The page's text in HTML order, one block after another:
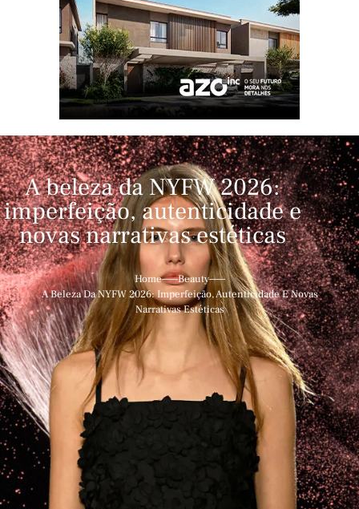
A beleza da NYFW 2026:
imperfeição, autenticidade e
novas narrativas estéticas
Home
Beauty
A Beleza Da NYFW 2026: Imperfeição, Autenticidade E Novas
Narrativas Estéticas